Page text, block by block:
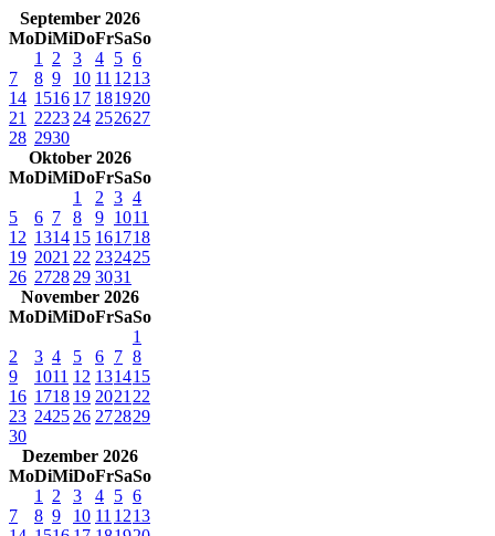
September 2026
MoDiMiDoFrSaSo
1
2 3 4 5 6
7
8 9 10 11 1213
14 1516 17 181920
21
2223 24 252627
28 2930
Oktober 2026
MoDiMiDoFrSaSo
1
2 3 4
5
6 7 8 9 1011
12 1314 15 161718
19 2021 22 232425
26 2728 29 3031
November 2026
MoDiMiDoFrSaSo
1
2
3 4 5 6 7 8
9
1011 12 131415
16 1718 19 2021 22
23 2425 26 272829
30
Dezember 2026
MoDiMiDoFrSaSo
1
2 3 4 5 6
7
8 9 10 11 1213